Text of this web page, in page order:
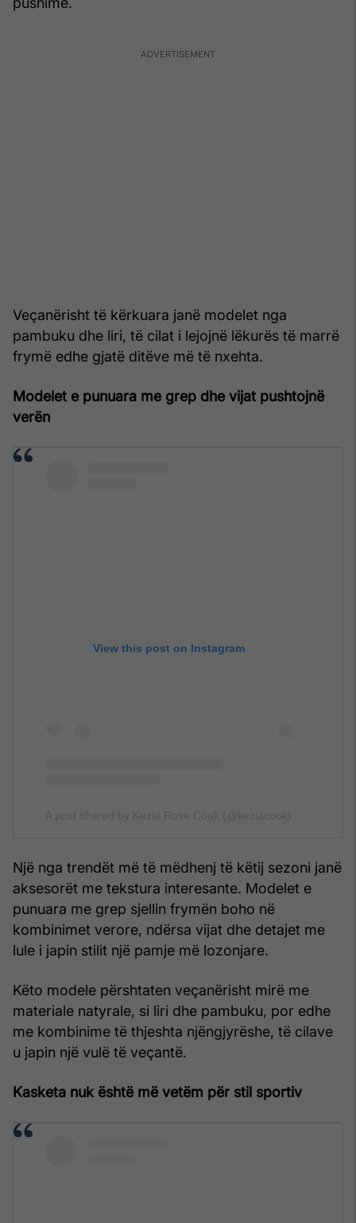
Veçanërisht të kërkuara janë modelet nga
pambuku dhe liri, të cilat i lejojnë lëkurës të marrë
frymë edhe gjatë ditëve më të nxehta.
Modelet e punuara me grep dhe vijat pushtojnë
verën
View this post on Instagram
Një nga trendët më të mëdhenj të këtij sezoni janë
aksesorët me tekstura interesante. Modelet e
punuara me grep sjellin frymën boho në
kombinimet verore, ndërsa vijat dhe detajet me
lule i japin stilit një pamje më lozonjare.
Këto modele përshtaten veçanërisht mirë me
materiale natyrale, si liri dhe pambuku, por edhe
me kombinime të thjeshta njëngjyrëshe, të cilave
u japin një vulë të veçantë.
Kasketa nuk është më vetëm për stil sportiv